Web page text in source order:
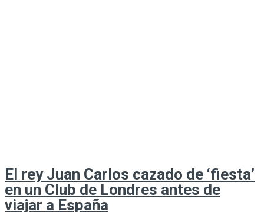
El rey Juan Carlos cazado de ‘fiesta’
en un Club de Londres antes de
viajar a España